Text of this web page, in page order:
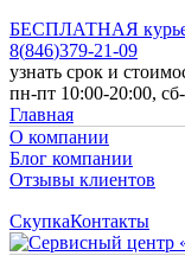
БЕСПЛАТНАЯ
8(846)379-21-09
узнать срок и
пн-пт 10:00-20:00,
Главная
О компании
Блог компании
Отзывы клиентов
СкупкаКонтакты